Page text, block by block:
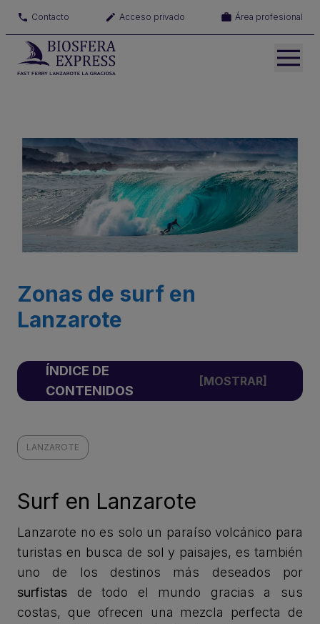
Contacto Acceso privado Área profesional
Zonas de surf en
Lanzarote
ÍNDICE DE
CONTENIDOS
LANZAROTE
Surf en Lanzarote
Lanzarote no es solo un paraíso volcánico para
turistas en busca de sol y paisajes, es también
uno de los destinos más deseados por
surfistas de todo el mundo gracias a sus
costas, que ofrecen una mezcla perfecta de